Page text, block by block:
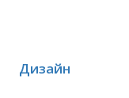
Дизайн